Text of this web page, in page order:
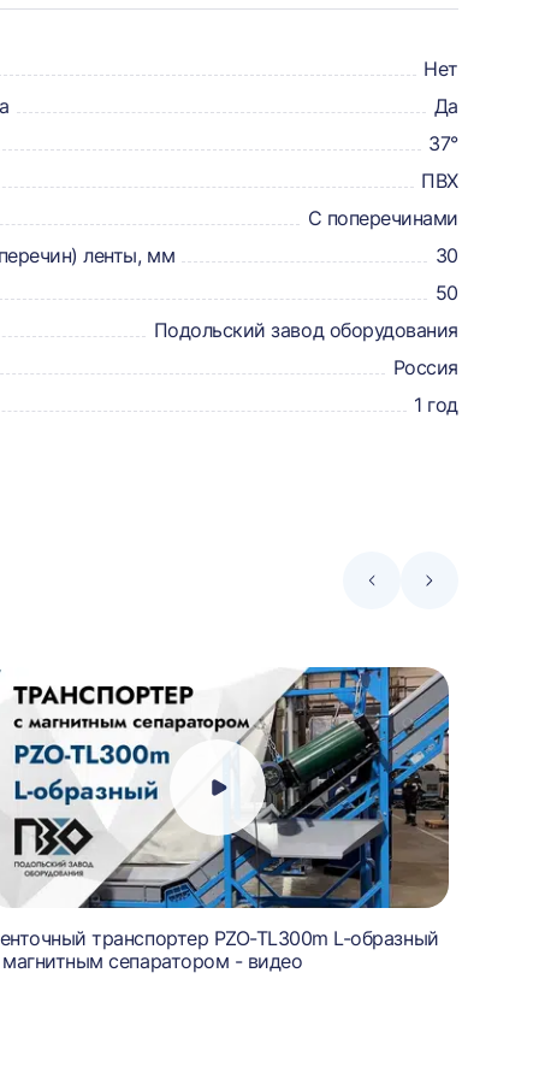
Нет
Да
37°
ПВХ
С поперечинами
ленты, мм
30
50
Подольский завод оборудования
Россия
1 год
СтрелкаСтрелка
транспортер PZO-TL300m L-образный
сепаратором - видео